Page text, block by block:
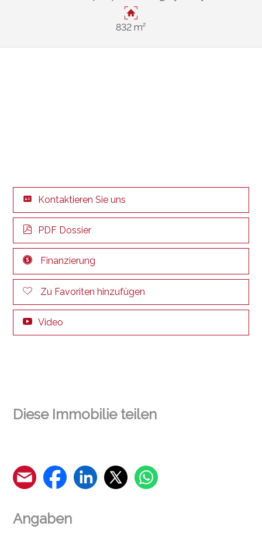
832 m²
Kontaktieren Sie uns
PDF Dossier
Finanzierung
Zu Favoriten hinzufügen
Video
Diese Immobilie teilen
Angaben